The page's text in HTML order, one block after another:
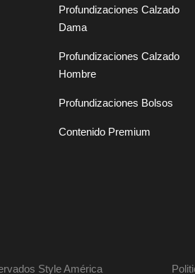
Profundizaciones Calzado
Dama
Profundizaciones Calzado
Hombre
Profundizaciones Bolsos
Contenido Premium
Style América